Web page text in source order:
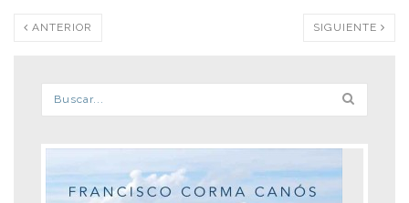
ANTERIOR SIGUIENTE
Formulario de búsqueda